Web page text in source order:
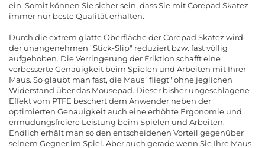
ein. Somit können Sie sicher sein, dass Sie mit Corepad Skatez
immer nur beste Qualität erhalten.
Durch die extrem glatte Oberfläche der Corepad Skatez wird
der unangenehmen "Stick-Slip" reduziert bzw. fast völlig
aufgehoben. Die Verringerung der Friktion schafft eine
verbesserte Genauigkeit beim Spielen und Arbeiten mit Ihrer
Maus. So glaubt man fast, die Maus "fliegt" ohne jeglichen
Widerstand über das Mousepad. Dieser bisher ungeschlagene
Effekt vom PTFE beschert dem Anwender neben der
optimierten Genauigkeit auch eine erhöhte Ergonomie und
ermüdungsfreiere Leistung beim Spielen und Arbeiten.
Endlich erhält man so den entscheidenen Vorteil gegenüber
seinem Gegner im Spiel. Aber auch gerade wenn Sie Ihre Maus